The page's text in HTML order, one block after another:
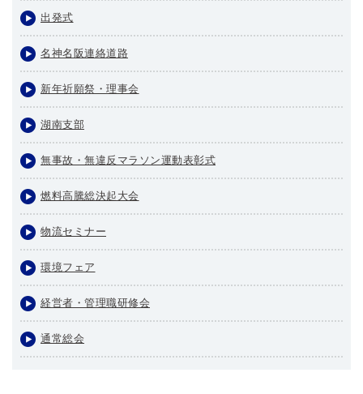
出発式
名神名阪連絡道路
新年祈願祭・理事会
湖南支部
無事故・無違反マラソン運動表彰式
燃料高騰総決起大会
物流セミナー
環境フェア
経営者・管理職研修会
通常総会